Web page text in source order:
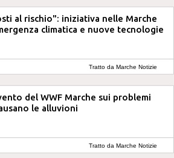
al rischio": iniziativa nelle Marche
climatica e nuove tecnologie
Tratto da Marche Notizie
del WWF Marche sui problemi
le alluvioni
Tratto da Marche Notizie